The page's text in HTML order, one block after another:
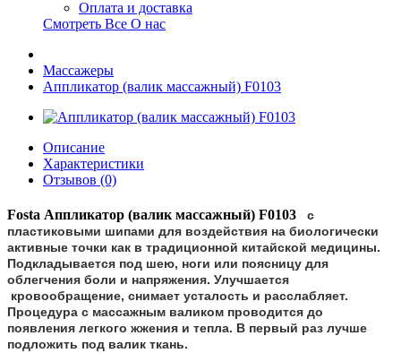
Оплата и доставка
Смотреть Все О нас
Массажеры
Аппликатор (валик массажный) F0103
Описание
Характеристики
Отзывов (0)
Fosta Аппликатор (валик массажный) F0103
с
пластиковыми шипами для воздействия на биологически
активные точки как в традиционной китайской медицины.
Подкладывается под шею, ноги или поясницу для
облегчения боли и напряжения. Улучшается
кровообращение, снимает усталость и расслабляет.
Процедура с массажным валиком проводится до
появления легкого жжения и тепла. В первый раз лучше
подложить под валик ткань.